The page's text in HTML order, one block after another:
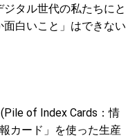
タル世代の私たちにと
白いこと」はできない
of Index Cards：情
カード」を使った生産